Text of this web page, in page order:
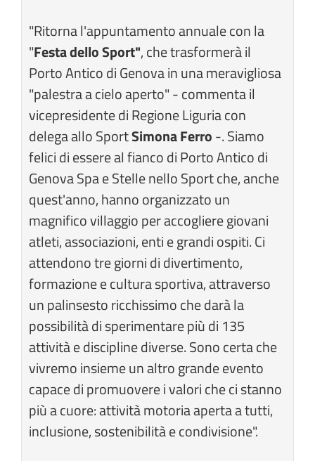
"Ritorna l'appuntamento annuale con la
"Festa dello Sport", che trasformerà il
Porto Antico di Genova in una meravigliosa
"palestra a cielo aperto" - commenta il
vicepresidente di Regione Liguria con
delega allo SportSimona Ferro-. Siamo
felici di essere al fianco di Porto Antico di
Genova Spa e Stelle nello Sport che, anche
quest'anno, hanno organizzato un
magnifico villaggio per accogliere giovani
atleti, associazioni, enti e grandi ospiti. Ci
attendono tre giorni di divertimento,
formazione e cultura sportiva, attraverso
un palinsesto ricchissimo che darà la
possibilità di sperimentare più di 135
attività e discipline diverse. Sono certa che
vivremo insieme un altro grande evento
capace di promuovere i valori che ci stanno
più a cuore: attività motoria aperta a tutti,
inclusione, sostenibilità e condivisione".